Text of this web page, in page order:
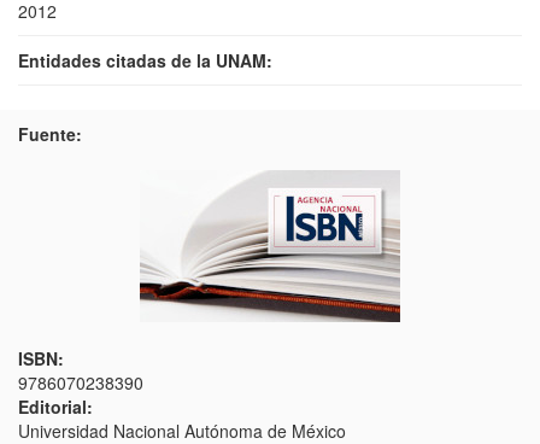
2012
Entidades citadas de la UNAM:
Fuente:
ISBN:
9786070238390
Editorial:
Universidad Nacional Autónoma de México